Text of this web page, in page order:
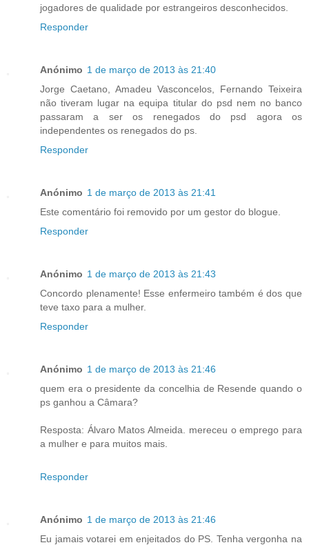
jogadores de qualidade por estrangeiros desconhecidos.
Responder
Anónimo 1 de março de 2013 às 21:40
Jorge Caetano, Amadeu Vasconcelos, Fernando Teixeira
não tiveram lugar na equipa titular do psd nem no banco
passaram a ser os renegados do psd agora os
independentes os renegados do ps.
Responder
Anónimo 1 de março de 2013 às 21:41
Este comentário foi removido por um gestor do blogue.
Responder
Anónimo 1 de março de 2013 às 21:43
Concordo plenamente! Esse enfermeiro também é dos que
teve taxo para a mulher.
Responder
Anónimo 1 de março de 2013 às 21:46
quem era o presidente da concelhia de Resende quando o
ps ganhou a Câmara?
Resposta: Álvaro Matos Almeida. mereceu o emprego para
a mulher e para muitos mais.
Responder
Anónimo 1 de março de 2013 às 21:46
Eu jamais votarei em enjeitados do PS. Tenha vergonha na